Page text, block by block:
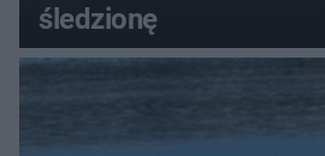
śledzionę